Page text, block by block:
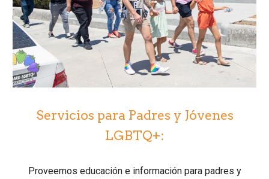
Servicios para Padres y Jóvenes
LGBTQ+:
Proveemos educación e información para padres y